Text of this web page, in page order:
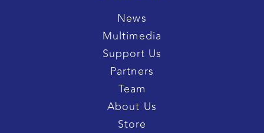
News
Multimedia
Support Us
Partners
Team
About Us
Store